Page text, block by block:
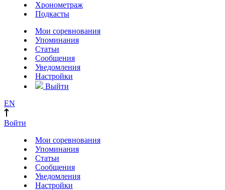
Хронометраж
Подкасты
Мои соревнования
Упоминания
Статьи
Сообщения
Уведомления
Настройки
Выйти
EN
Войти
Мои соревнования
Упоминания
Статьи
Сообщения
Уведомления
Настройки